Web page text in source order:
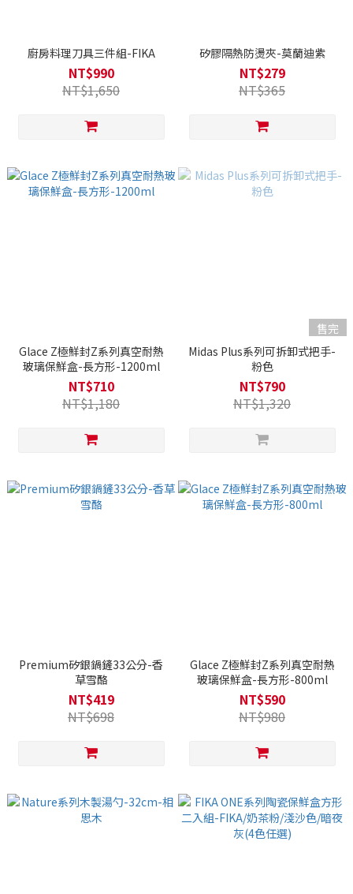
廚房料理刀具三件組-FIKA
NT$990
NT$1,650
矽膠隔熱防燙夾-莫蘭迪紫
NT$279
NT$365
Glace Z極鮮封Z系列真空耐熱
玻璃保鮮盒-長方形-1200ml
NT$710
NT$1,180
售完
Midas Plus系列可拆卸式把手-
粉色
NT$790
NT$1,320
Premium矽銀鍋鏟33公分-香
草雪酪
NT$419
NT$698
Glace Z極鮮封Z系列真空耐熱
玻璃保鮮盒-長方形-800ml
NT$590
NT$980